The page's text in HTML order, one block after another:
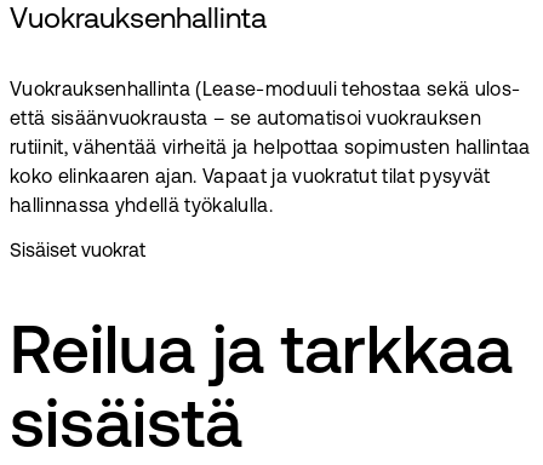
Vuokrauksenhallinta
Vuokrauksenhallinta (Lease-moduuli tehostaa sekä ulos-
että sisäänvuokrausta – se automatisoi vuokrauksen
rutiinit, vähentää virheitä ja helpottaa sopimusten hallintaa
koko elinkaaren ajan. Vapaat ja vuokratut tilat pysyvät
hallinnassa yhdellä työkalulla.
Sisäiset vuokrat
Reilua ja tarkkaa
sisäistä